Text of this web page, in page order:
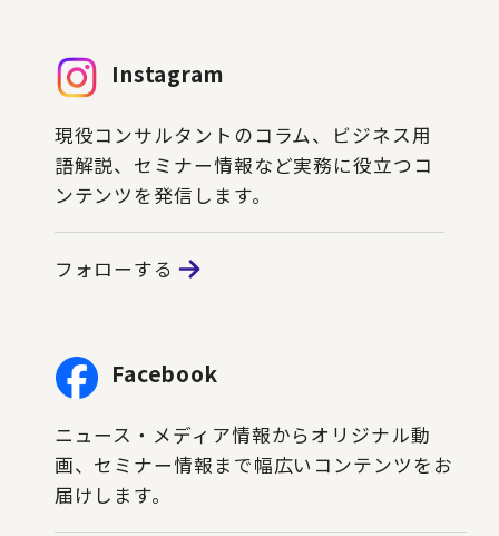
Instagram
現役コンサルタントのコラム、ビジネス用
語解説、セミナー情報など実務に役立つコ
ンテンツを発信します。
フォローする
Facebook
ニュース・メディア情報からオリジナル動
画、セミナー情報まで幅広いコンテンツをお
届けします。